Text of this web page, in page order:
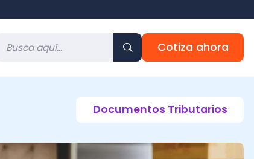
Cotiza ahora
Documentos Tributarios